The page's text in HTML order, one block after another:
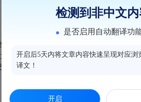
城市家园和农村区域性养老服务中
。南通镇城市社区嵌入式家园项目
起10日内一次性将资金拨到项目单
检测到非中文
是否启用自动翻译功
开启后5天内将文章内容快速呈现对应浏
译文！
开启